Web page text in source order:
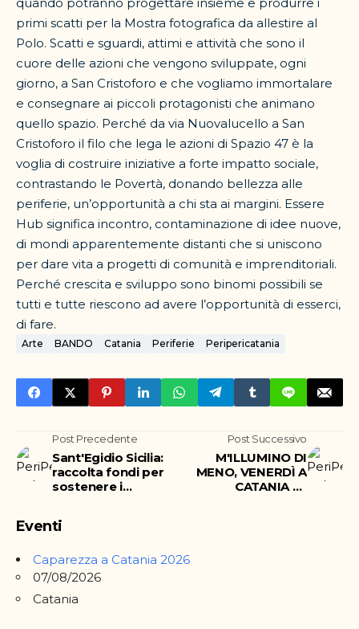
primi scatti per la Mostra fotografica da allestire al
Polo. Scatti e sguardi, attimi e attività che sono il
cuore delle azioni che vengono sviluppate, ogni
giorno, a San Cristoforo e che vogliamo immortalare
e consegnare ai piccoli protagonisti che animano
quello spazio. Perché da via Nuovalucello a San
Cristoforo il filo che lega le azioni di Spazio 47 è la
voglia di costruire iniziative a forte impatto sociale,
contrastando le Povertà, donando bellezza alle
periferie, un’opportunità a chi sta ai margini. Essere
Hub significa incontro, contaminazione di idee nuove,
di mondi apparentemente distanti che si uniscono
per dare vita a progetti di comunità e imprenditoriali.
Perché crescita e sviluppo sono binomi possibili se
tutti e tutte riescono ad avere l’opportunità di esserci,
di fare.
Arte BANDO Catania Periferie Peripericatania
Post Precedente
Sant'Egidio Sicilia:
raccolta fondi per
sostenere i
Post Successivo
M'ILLUMINO DI
MENO, VENERDÌ A
CATANIA LE
Eventi
Caparezza a Catania 2026
07/08/2026
Catania